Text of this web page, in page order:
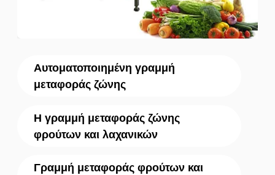
Αυτοματοποιημένη γραμμή
μεταφοράς ζώνης
Η γραμμή μεταφοράς ζώνης
φρούτων και λαχανικών
Γραμμή μεταφοράς φρούτων και